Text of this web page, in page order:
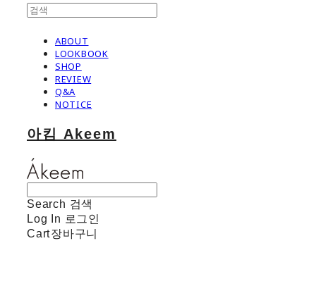
ABOUT
LOOKBOOK
SHOP
REVIEW
Q&A
NOTICE
아킴 Akeem
Search 검색
Log In 로그인
Cart장바구니